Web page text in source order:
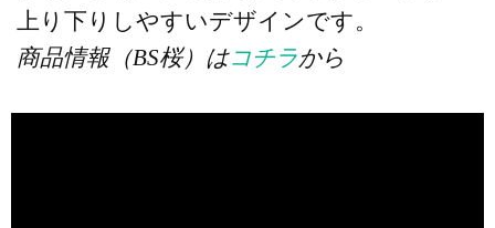
上り下りしやすいデザインです。
商品情報（BS桜）はコチラから